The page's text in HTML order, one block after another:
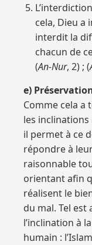
cela, Dieu a
interdit la
chacun de
(An-Nur, 2) ; (
e)
Comme cela a
les inclinations
il permet à ce
répondre à
raisonnable
orientant afin
réalisent le
du mal. Tel
l’inclination à
humain :